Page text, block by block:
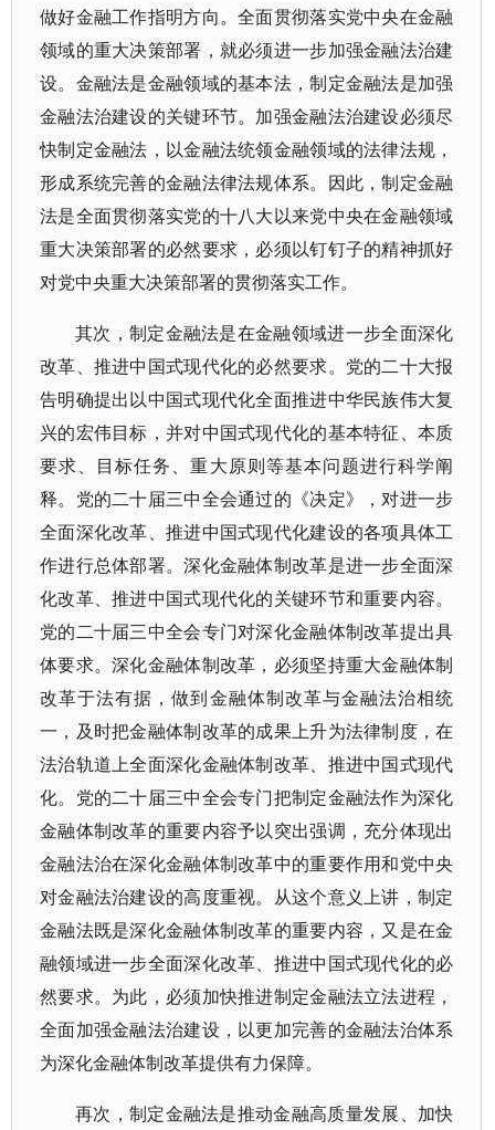
做好金融工作指明方向。全面贯彻落实党中央在金融
领域的重大决策部署，就必须进一步加强金融法治建
设。金融法是金融领域的基本法，制定金融法是加强
金融法治建设的关键环节。加强金融法治建设必须尽
快制定金融法，以金融法统领金融领域的法律法规，
形成系统完善的金融法律法规体系。因此，制定金融
法是全面贯彻落实党的十八大以来党中央在金融领域
重大决策部署的必然要求，必须以钉钉子的精神抓好
对党中央重大决策部署的贯彻落实工作。
其次，制定金融法是在金融领域进一步全面深化
改革、推进中国式现代化的必然要求。党的二十大报
告明确提出以中国式现代化全面推进中华民族伟大复
兴的宏伟目标，并对中国式现代化的基本特征、本质
要求、目标任务、重大原则等基本问题进行科学阐
释。党的二十届三中全会通过的《决定》，对进一步
全面深化改革、推进中国式现代化建设的各项具体工
作进行总体部署。深化金融体制改革是进一步全面深
化改革、推进中国式现代化的关键环节和重要内容。
党的二十届三中全会专门对深化金融体制改革提出具
体要求。深化金融体制改革，必须坚持重大金融体制
改革于法有据，做到金融体制改革与金融法治相统
一，及时把金融体制改革的成果上升为法律制度，在
法治轨道上全面深化金融体制改革、推进中国式现代
化。党的二十届三中全会专门把制定金融法作为深化
金融体制改革的重要内容予以突出强调，充分体现出
金融法治在深化金融体制改革中的重要作用和党中央
对金融法治建设的高度重视。从这个意义上讲，制定
金融法既是深化金融体制改革的重要内容，又是在金
融领域进一步全面深化改革、推进中国式现代化的必
然要求。为此，必须加快推进制定金融法立法进程，
全面加强金融法治建设，以更加完善的金融法治体系
为深化金融体制改革提供有力保障。
再次，制定金融法是推动金融高质量发展、加快